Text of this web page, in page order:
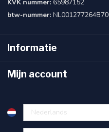
KVK nummer: 65987152
btw-nummer: NL001277264B70
Informatie
Mijn account